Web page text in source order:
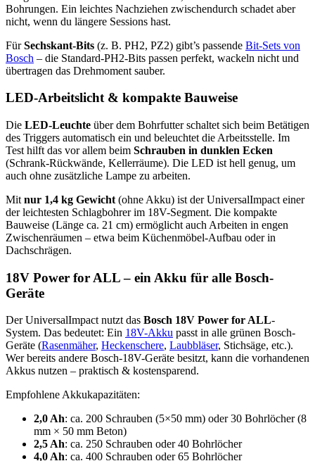
Bohrungen. Ein leichtes Nachziehen zwischendurch schadet aber
nicht, wenn du längere Sessions hast.
FürSechskant-Bits (z. B. PH2, PZ2) gibt’s passende Bit-Sets von
Bosch – die Standard-PH2-Bits passen perfekt, wackeln nicht und
übertragen das Drehmoment sauber.
LED-Arbeitslicht & kompakte Bauweise
Die LED-Leuchte über dem Bohrfutter schaltet sich beim Betätigen
des Triggers automatisch ein und beleuchtet die Arbeitsstelle. Im
Test hilft das vor allem beim Schrauben in dunklen Ecken
(Schrank-Rückwände, Kellerräume). Die LED ist hell genug, um
auch ohne zusätzliche Lampe zu arbeiten.
Mit nur 1,4 kg Gewicht (ohne Akku) ist der UniversalImpact einer
der leichtesten Schlagbohrer im 18V-Segment. Die kompakte
Bauweise (Länge ca. 21 cm) ermöglicht auch Arbeiten in engen
Zwischenräumen – etwa beim Küchenmöbel-Aufbau oder in
Dachschrägen.
18V Power for ALL – ein Akku für alle Bosch-
Geräte
Der UniversalImpact nutzt das Bosch 18V Power for ALL-
System. Das bedeutet: Ein 18V-Akku passt in alle grünen Bosch-
Geräte (Rasenmäher, Heckenschere, Laubbläser, Stichsäge, etc.).
Wer bereits andere Bosch-18V-Geräte besitzt, kann die vorhandenen
Akkus nutzen – praktisch & kostensparend.
Empfohlene Akkukapazitäten:
2,0 Ah: ca. 200 Schrauben (5×50 mm) oder 30 Bohrlöcher (8
mm × 50 mm Beton)
2,5 Ah: ca. 250 Schrauben oder 40 Bohrlöcher
4,0 Ah: ca. 400 Schrauben oder 65 Bohrlöcher